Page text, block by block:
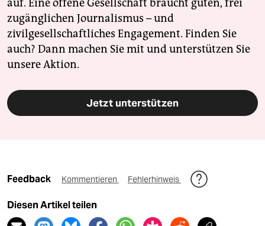
auf. Eine offene Gesellschaft braucht guten, frei
zugänglichen Journalismus – und
zivilgesellschaftliches Engagement. Finden Sie
auch? Dann machen Sie mit und unterstützen Sie
unsere Aktion.
Jetzt unterstützen
Feedback Kommentieren Fehlerhinweis
Diesen Artikel teilen